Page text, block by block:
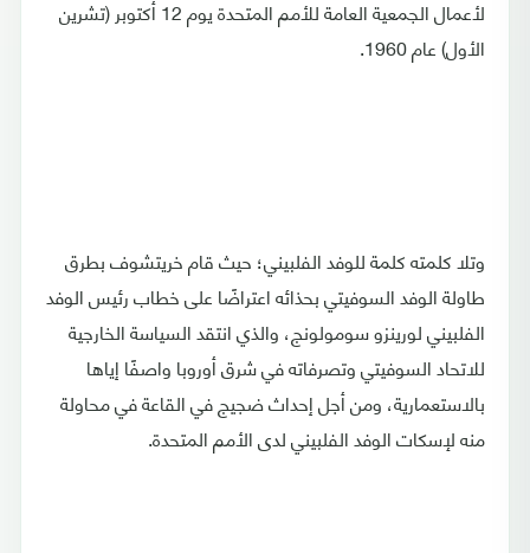
لأعمال الجمعية العامة للأمم المتحدة يوم 12 أكتوبر (تشرين
الأول) عام 1960.
وتلا كلمته كلمة للوفد الفلبيني؛ حيث قام خريتشوف بطرق
طاولة الوفد السوفيتي بحذائه اعتراضًا على خطاب رئيس الوفد
الفلبيني لورينزو سومولونج، والذي انتقد السياسة الخارجية
للاتحاد السوفيتي وتصرفاته في شرق أوروبا واصفًا إياها
بالاستعمارية، ومن أجل إحداث ضجيج في القاعة في محاولة
منه لإسكات الوفد الفلبيني لدى الأمم المتحدة.